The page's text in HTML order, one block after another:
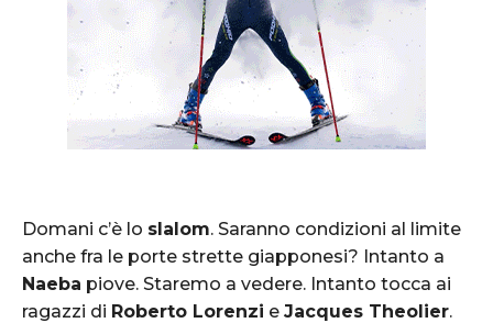
Domani c’è lo slalom. Saranno condizioni al limite
anche fra le porte strette giapponesi? Intanto a
Naeba piove. Staremo a vedere. Intanto tocca ai
ragazzi di Roberto Lorenzi e Jacques Theolier.